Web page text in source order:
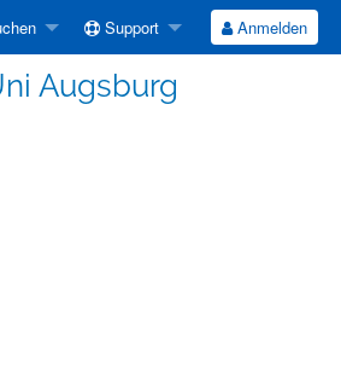
Support Anmelden
Augsburg